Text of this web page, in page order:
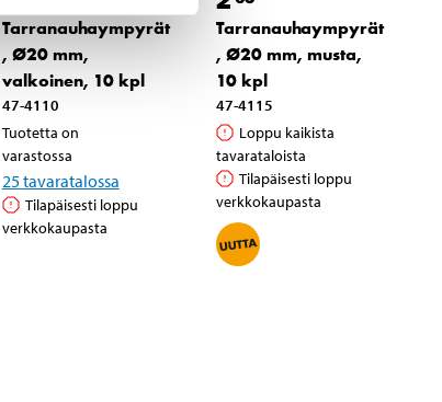
Tarranauhaympyrät
, Ø20 mm,
valkoinen, 10 kpl
47-4110
Tuotetta on
varastossa
25tavaratalossa
Tilapäisesti loppu
verkkokaupasta
Tarranauhaympyrät
, Ø20 mm, musta,
10 kpl
47-4115
Loppu kaikista
tavarataloista
Tilapäisesti loppu
verkkokaupasta